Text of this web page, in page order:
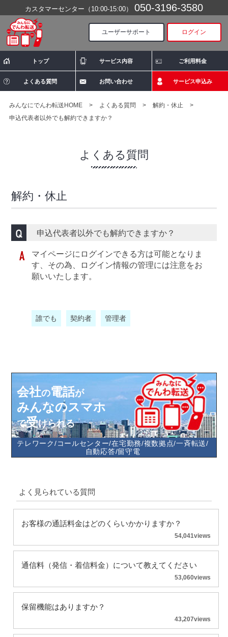
カスタマーセンター（10:00-15:00） 050-3196-3580
ログイン
ユーザーサポート
トップ サービス内容 ご利用料金
よくある質問 お問い合わせ サービス申込み
みんなにでんわ転送HOME > よくある質問 > 解約・休止
>
申込代表者以外でも解約できますか？
よくある質問
解約・休止
申込代表者以外でも解約できますか？
マイページにログインできる方は可能となりま
す、その為、ログイン情報の管理には注意をお
願いいたします。
誰でも 契約者 管理者
会社の電話が
みんなのスマホ
で受けられる
テレワーク/コールセンター/在宅勤務/複数拠点/一斉転送/
自動応答/留守電
よく見られている質問
お客様の通話料金はどのくらいかかりますか？
54,041views
通信料（発信・着信料金）について教えてください
53,060views
保留機能はありますか？
43,207views